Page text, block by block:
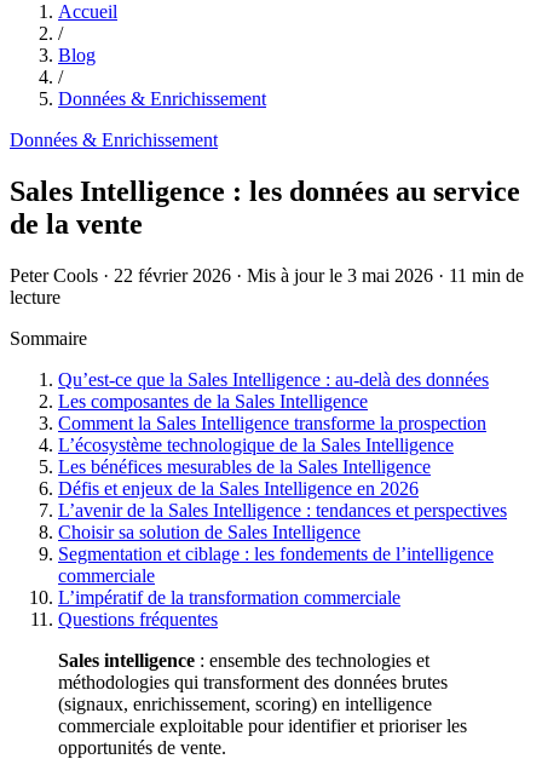
Accueil
/
Blog
/
Données & Enrichissement
Données & Enrichissement
Sales Intelligence : les données au service
de la vente
Peter Cools · 22 février 2026 · Mis à jour le 3 mai 2026 · 11 min de
lecture
Sommaire
Qu’est-ce que la Sales Intelligence : au-delà des données
Les composantes de la Sales Intelligence
Comment la Sales Intelligence transforme la prospection
L’écosystème technologique de la Sales Intelligence
Les bénéfices mesurables de la Sales Intelligence
Défis et enjeux de la Sales Intelligence en 2026
L’avenir de la Sales Intelligence : tendances et perspectives
Choisir sa solution de Sales Intelligence
Segmentation et ciblage : les fondements de l’intelligence
commerciale
L’impératif de la transformation commerciale
Questions fréquentes
Sales intelligence : ensemble des technologies et
méthodologies qui transforment des données brutes
(signaux, enrichissement, scoring) en intelligence
commerciale exploitable pour identifier et prioriser les
opportunités de vente.